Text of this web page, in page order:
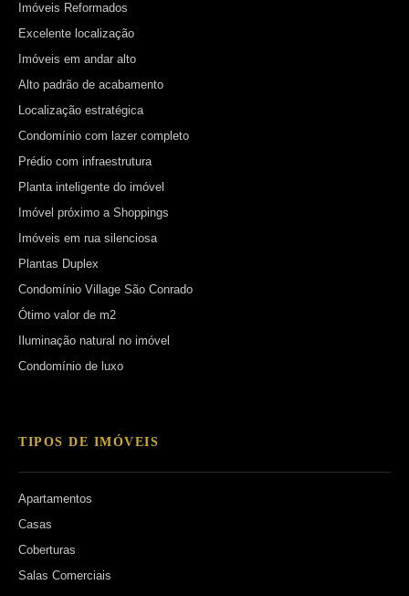
Imóveis Reformados
Excelente localização
Imóveis em andar alto
Alto padrão de acabamento
Localização estratégica
Condomínio com lazer completo
Prédio com infraestrutura
Planta inteligente do imóvel
Imóvel próximo a Shoppings
Imóveis em rua silenciosa
Plantas Duplex
Condomínio Village São Conrado
Ótimo valor de m2
Iluminação natural no imóvel
Condomínio de luxo
TIPOS DE IMÓVEIS
Apartamentos
Casas
Coberturas
Salas Comerciais